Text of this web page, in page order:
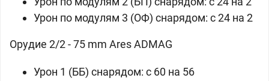
Урон по модулям 3 (ОФ) снарядом: c 24 на 2
Орудие 2/2 - 75 mm Ares ADMAG
Урон 1 (ББ) снарядом: c 60 на 56